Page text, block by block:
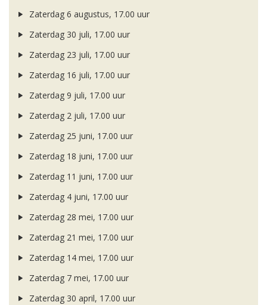
Zaterdag 6 augustus, 17.00 uur
Zaterdag 30 juli, 17.00 uur
Zaterdag 23 juli, 17.00 uur
Zaterdag 16 juli, 17.00 uur
Zaterdag 9 juli, 17.00 uur
Zaterdag 2 juli, 17.00 uur
Zaterdag 25 juni, 17.00 uur
Zaterdag 18 juni, 17.00 uur
Zaterdag 11 juni, 17.00 uur
Zaterdag 4 juni, 17.00 uur
Zaterdag 28 mei, 17.00 uur
Zaterdag 21 mei, 17.00 uur
Zaterdag 14 mei, 17.00 uur
Zaterdag 7 mei, 17.00 uur
Zaterdag 30 april, 17.00 uur